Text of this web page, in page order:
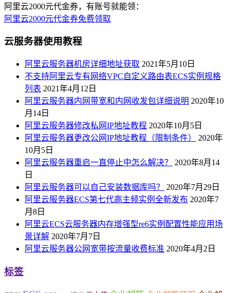
阿里云2000元代金券，有账号就能领：
阿里云2000元代金券免费领取
云服务器使用教程
阿里云服务器机房详细地址获取 2021年5月10日
不支持阿里云专有网络VPC自定义路由表ECS实例规格
列表 2021年4月12日
阿里云服务器内网带宽和内网收发包详细说明 2020年10
月14日
阿里云服务器修改私网IP地址教程 2020年10月5日
阿里云服务器更改公网IP地址教程（限制条件）
2020年
10月5日
阿里云服务器重启一直停止中怎么解决？
2020年8月14
日
阿里云服务器可以自己安装数据库吗？
2020年7月29日
阿里云服务器ECS第七代高主频实例全新发布 2020年7
月8日
阿里云ECS云服务器内存增强型re6实例配置性能应用场
景详解 2020年7月7日
阿里云服务器公网宽带按流量收费标准 2020年4月2日
标签